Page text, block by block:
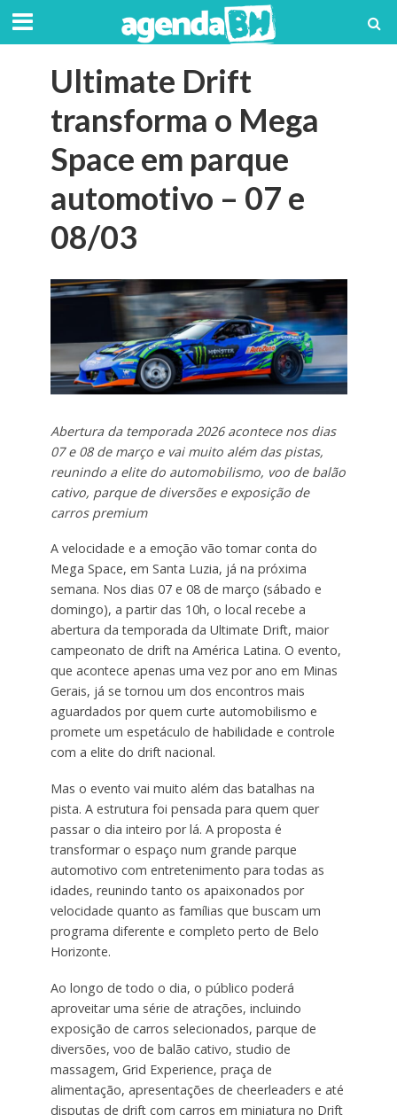
Ultimate Drift
transforma o Mega
Space em parque
automotivo – 07 e
08/03
Abertura da temporada 2026 acontece nos dias
07 e 08 de março e vai muito além das pistas,
reunindo a elite do automobilismo, voo de balão
cativo, parque de diversões e exposição de
carros premium
A velocidade e a emoção vão tomar conta do
Mega Space, em Santa Luzia, já na próxima
semana. Nos dias 07 e 08 de março (sábado e
domingo), a partir das 10h, o local recebe a
abertura da temporada da Ultimate Drift, maior
campeonato de drift na América Latina. O evento,
que acontece apenas uma vez por ano em Minas
Gerais, já se tornou um dos encontros mais
aguardados por quem curte automobilismo e
promete um espetáculo de habilidade e controle
com a elite do drift nacional.
Mas o evento vai muito além das batalhas na
pista. A estrutura foi pensada para quem quer
passar o dia inteiro por lá. A proposta é
transformar o espaço num grande parque
automotivo com entretenimento para todas as
idades, reunindo tanto os apaixonados por
velocidade quanto as famílias que buscam um
programa diferente e completo perto de Belo
Horizonte.
Ao longo de todo o dia, o público poderá
aproveitar uma série de atrações, incluindo
exposição de carros selecionados, parque de
diversões, voo de balão cativo, studio de
massagem, Grid Experience, praça de
alimentação, apresentações de cheerleaders e até
disputas de drift com carros em miniatura no Drift